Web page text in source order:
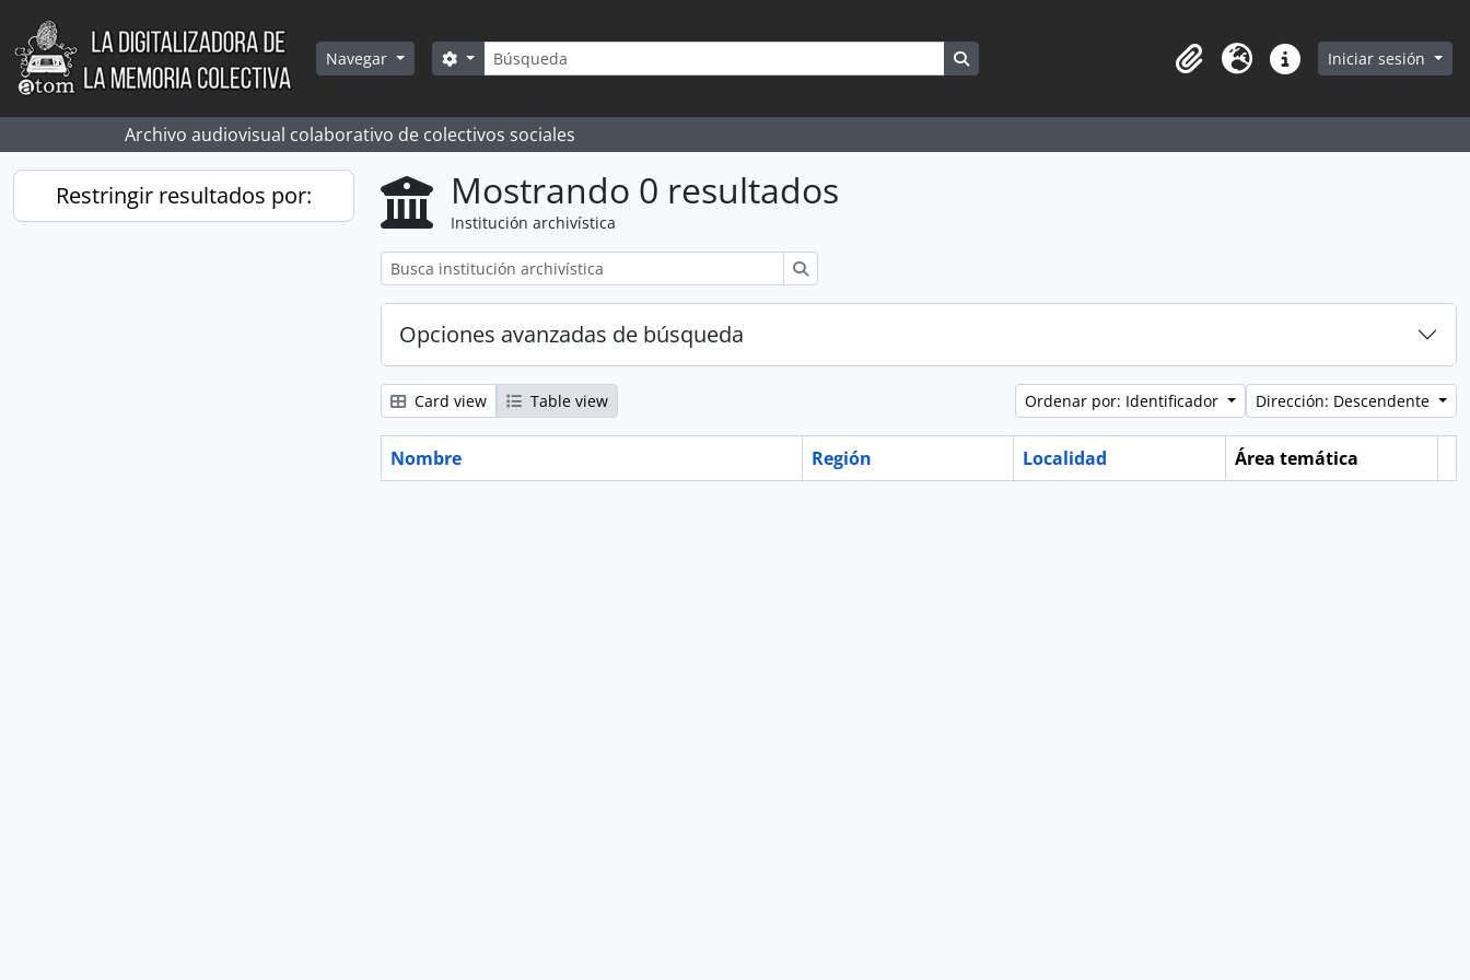
Skip to main content
Navegar Búsqueda
Search options Search in browse page
Portapapeles
Idioma Enlaces rápidos
Iniciar sesión
Archivo audiovisual colaborativo de colectivos sociales
Restringir resultados por: Mostrando 0 resultados
Institución archivística
Opciones avanzadas de búsqueda
Card view Table view Ordenar por: Identificador Dirección: Descendente
Nombre Región Localidad
Área temática